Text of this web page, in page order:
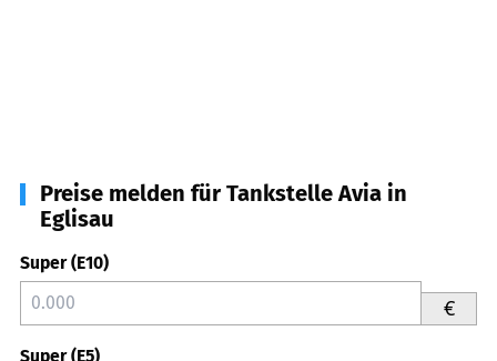
Preise melden für Tankstelle Avia in
Eglisau
Super (E10)
€
Super (E5)